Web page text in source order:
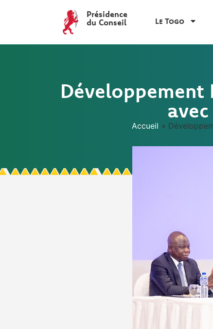
Présidence
du Conseil
Le Togo
Développement
Accueil »